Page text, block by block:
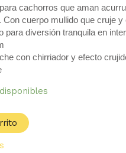
cachorros que aman
Con cuerpo mullido que cruje y
para diversión tranquila en
con chirriador y efecto